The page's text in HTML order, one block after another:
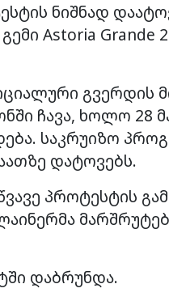
ნიშნად
Astoria Grande
გვერდის
ჩავა, ხოლო 28
საკრუიზო
დატოვებს.
პროტესტის
დაბრუნდა.